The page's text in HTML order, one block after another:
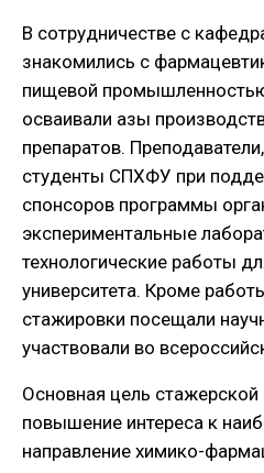
В сотрудничестве с
знакомились с
пищевой
осваивали азы
препаратов.
студенты СПХФУ при
спонсоров программы
экспериментальные
технологические работы
университета. Кроме
стажировки посещали
участвовали во
Основная цель
повышение интереса к
направление химико-